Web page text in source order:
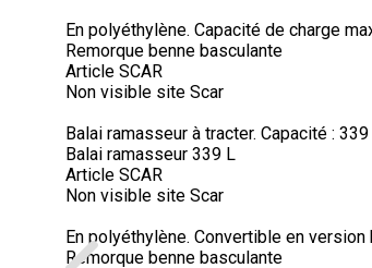
En polyéthylène. Capacité de charge
Remorque benne basculante
Article SCAR
Non visible site Scar
Balai ramasseur à tracter. Capacité :
Balai ramasseur 339 L
Article SCAR
Non visible site Scar
En polyéthylène. Convertible en
Remorque benne basculante